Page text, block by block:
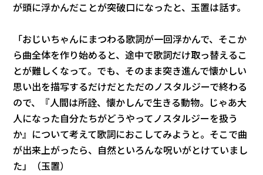
が頭に浮かんだことが突破口になったと、玉置は話す。
「おじいちゃんにまつわる歌詞が一回浮かんで、そこか
ら曲全体を作り始めると、途中で歌詞だけ取っ替えるこ
とが難しくなって。でも、そのまま突き進んで懐かしい
思い出を描写するだけだとただのノスタルジーで終わる
ので、『人間は所詮、懐かしんで生きる動物。じゃあ大
人になった自分たちがどうやってノスタルジーを扱う
か』について考えて歌詞におこしてみようと。そこで曲
が出来上がったら、自然といろんな呪いがとけていまし
た」（玉置）